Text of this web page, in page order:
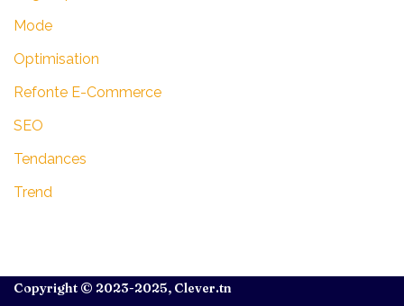
Mode
Optimisation
Refonte E-Commerce
SEO
Tendances
Trend
Copyright © 2023-2025, Clever.tn